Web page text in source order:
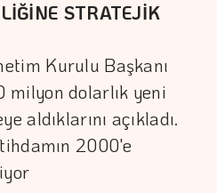
STRATEJİK
Kurulu Başkanı
milyon dolarlık yeni
aldıklarını açıkladı.
2000'e